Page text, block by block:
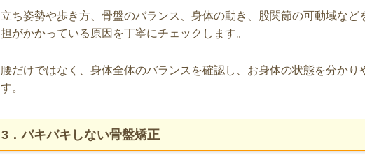
立ち姿勢や歩き方、骨盤のバランス、身体の動き、股関節の可動域など
担がかかっている原因を丁寧にチェックします。
腰だけではなく、身体全体のバランスを確認し、お身体の状態を分かり
す。
3．バキバキしない骨盤矯正